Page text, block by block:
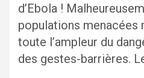
d’Ebola !
populations menacées
toute l’ampleur du
des gestes-barrières.